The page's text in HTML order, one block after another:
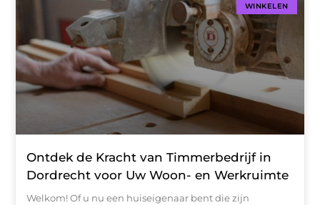
WINKELEN
Ontdek de Kracht van Timmerbedrijf in
Dordrecht voor Uw Woon- en Werkruimte
Welkom! Of u nu een huiseigenaar bent die zijn